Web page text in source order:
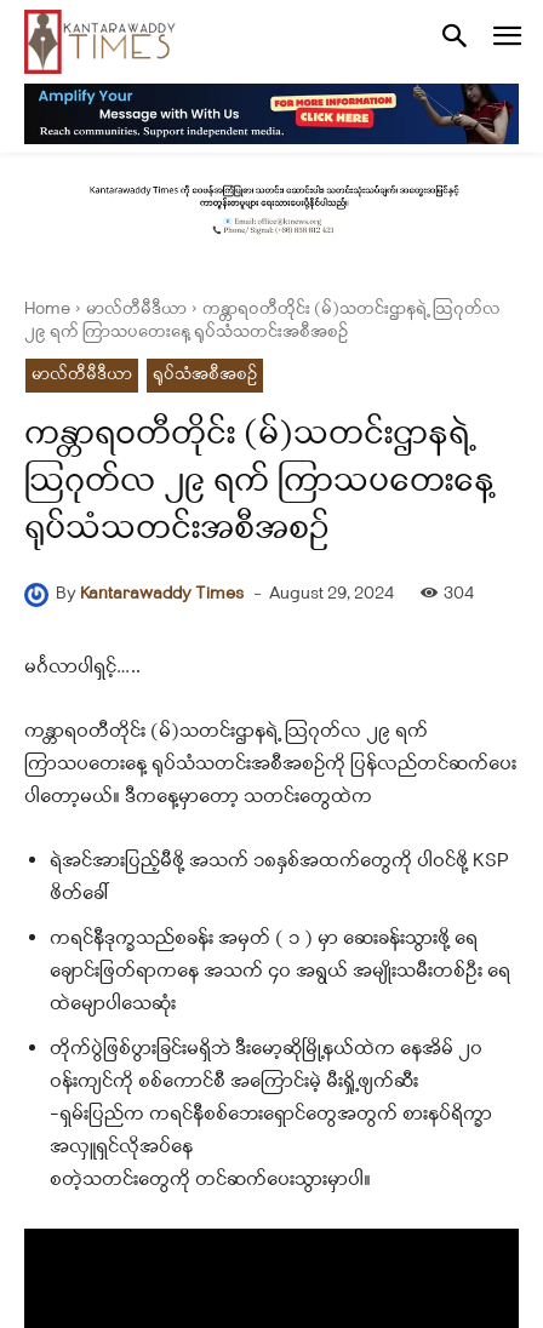
Home မာလ်တီမီဒီယာ
ကန္တာရဝတီတိုင်း (မ်)သတင်းဌာနရဲ့ ဩဂုတ်လ
၂၉ ရက် ကြာသပတေးနေ့ ရုပ်သံသတင်းအစီအစဉ်
မာလ်တီမီဒီယာ
ရုပ်သံအစီအစဉ်
ကန္တာရဝတီတိုင်း (မ်)သတင်းဌာနရဲ့
ဩဂုတ်လ ၂၉ ရက် ကြာသပတေးနေ့
ရုပ်သံသတင်းအစီအစဉ်
By Kantarawaddy Times - August 29, 2024 304
မင်္ဂလာပါရှင့်…..
ကန္တာရဝတီတိုင်း (မ်)သတင်းဌာနရဲ့ ဩဂုတ်လ ၂၉ ရက်
ကြာသပတေးနေ့ ရုပ်သံသတင်းအစီအစဉ်ကို ပြန်လည်တင်ဆက်ပေး
ပါတော့မယ်။ ဒီကနေ့မှာတော့ သတင်းတွေထဲက
ရဲအင်အားပြည့်မီဖို့ အသက် ၁၈နှစ်အထက်တွေကို ပါဝင်ဖို့ KSP
ဖိတ်ခေါ်
ကရင်နီဒုက္ခသည်စခန်း အမှတ် ( ၁ ) မှာ ဆေးခန်းသွားဖို့ ရေ
ချောင်းဖြတ်ရာကနေ အသက် ၄၀ အရွယ် အမျိုးသမီးတစ်ဦး ရေ
ထဲမျောပါသေဆုံး
တိုက်ပွဲဖြစ်ပွားခြင်းမရှိဘဲ ဒီးမော့ဆိုမြို့နယ်ထဲက နေအိမ် ၂၀
ဝန်းကျင်ကို စစ်ကောင်စီ အကြောင်းမဲ့ မီးရှို့ဖျက်ဆီး
-ရှမ်းပြည်က ကရင်နီစစ်ဘေးရှောင်တွေအတွက် စားနပ်ရိက္ခာ
အလှူရှင်လိုအပ်နေ
စတဲ့သတင်းတွေကို တင်ဆက်ပေးသွားမှာပါ။